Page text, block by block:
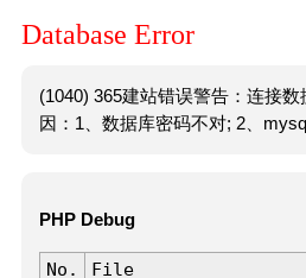
Database Error
(1040) 365建站错误警告：连接
因：1、数据库密码不对; 2、
PHP Debug
No. File